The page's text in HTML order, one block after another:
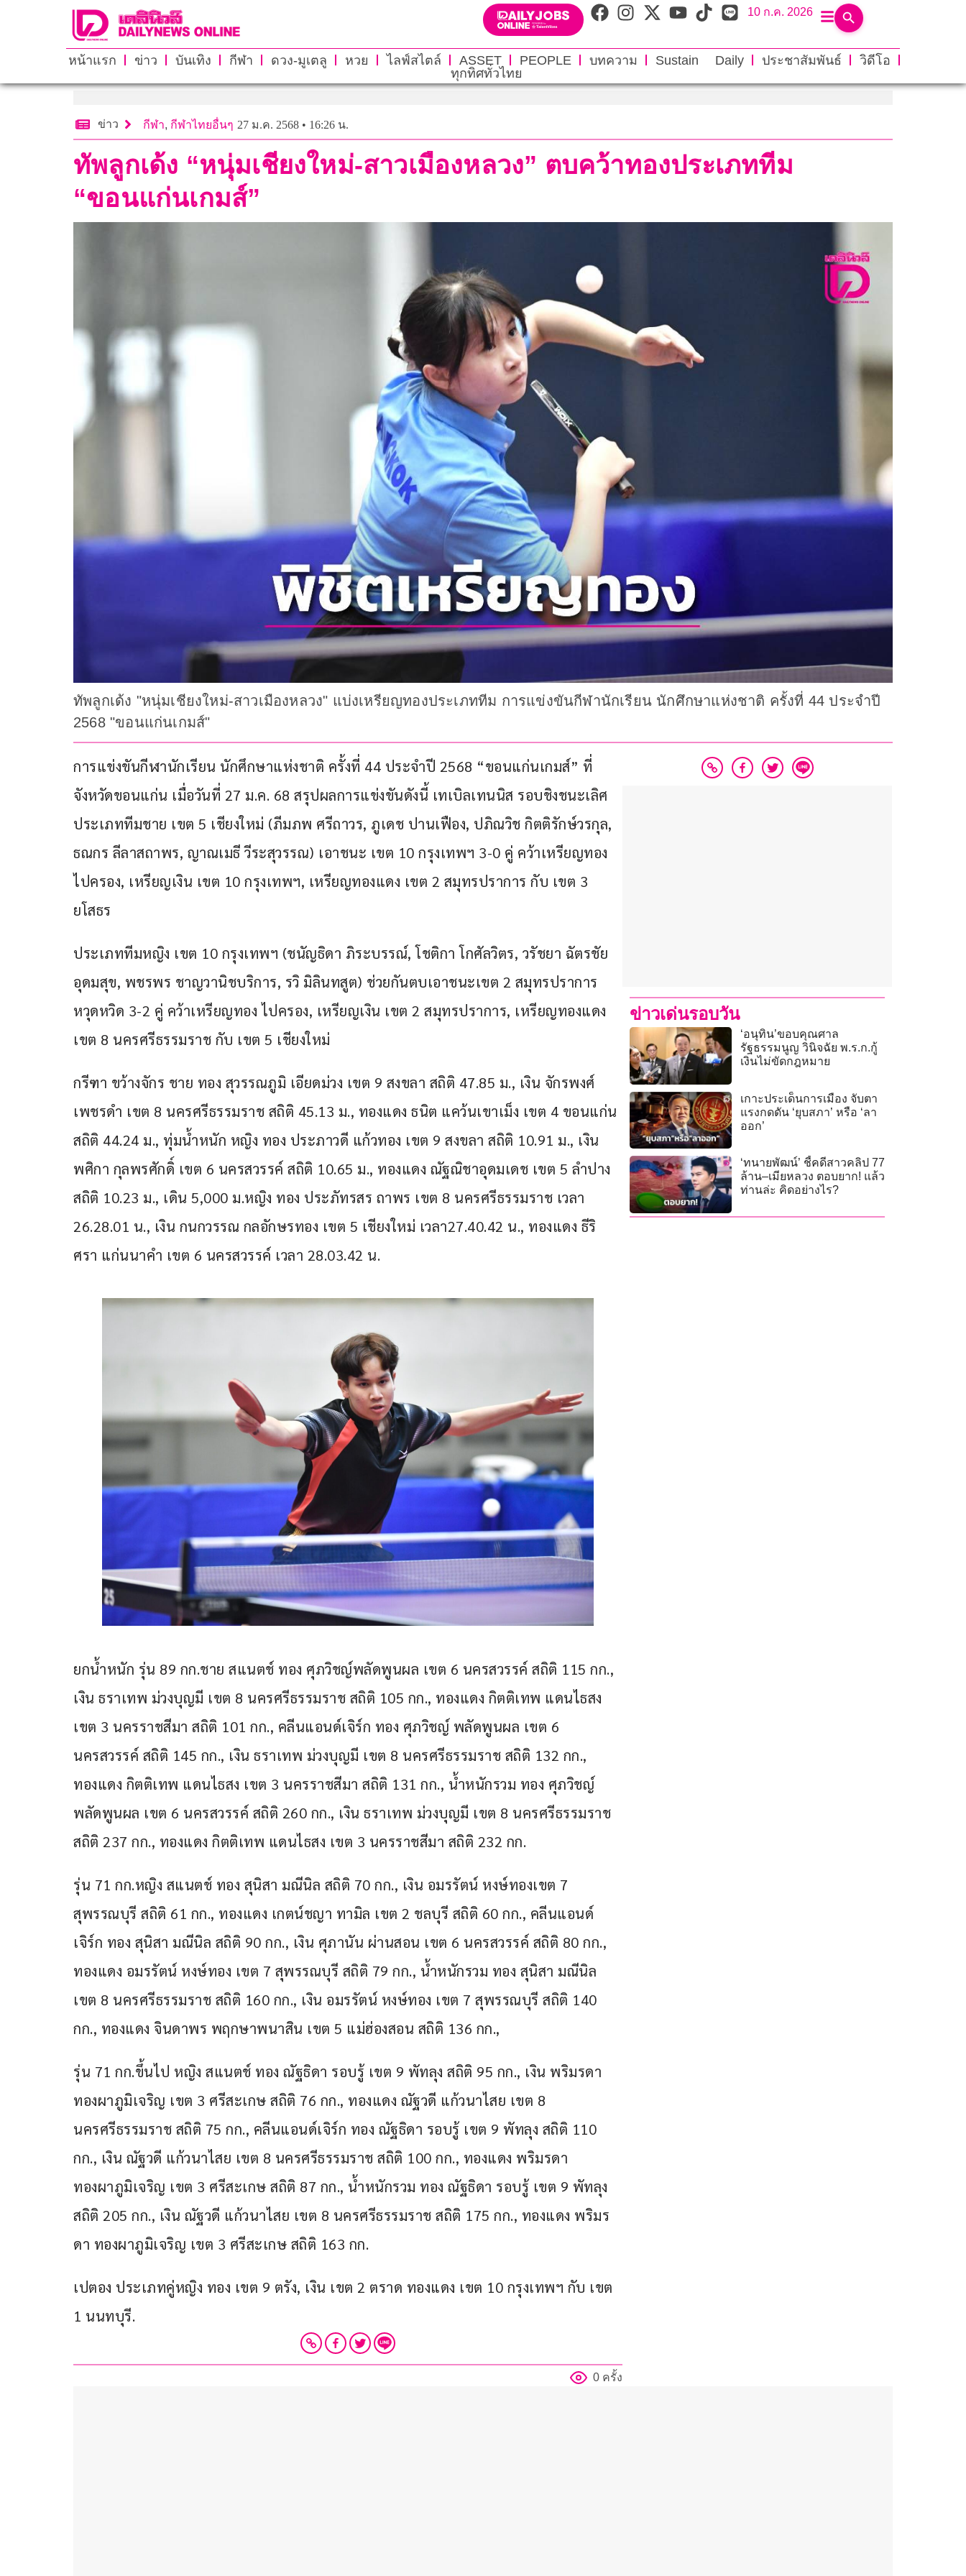
10 ก.ค. 2026
หน้าแรก ข่าว บันเทิง กีฬา ดวง-มูเตลู หวย ไลฟ์สไตล์ ASSET PEOPLE บทความ Sustain Daily ประชาสัมพันธ์
วิดีโอ
ทุกทิศทั่วไทย
ข่าว กีฬา, กีฬาไทยอื่นๆ 27 ม.ค. 2568 • 16:26 น.
ทัพลูกเด้ง “หนุ่มเชียงใหม่-สาวเมืองหลวง” ตบคว้าทองประเภททีม
“ขอนแก่นเกมส์”
ทัพลูกเด้ง "หนุ่มเชียงใหม่-สาวเมืองหลวง" แบ่งเหรียญทองประเภททีม การแข่งขันกีฬานักเรียน นักศึกษาแห่งชาติ ครั้งที่ 44 ประจำปี
2568 "ขอนแก่นเกมส์"
การแข่งขันกีฬานักเรียน นักศึกษาแห่งชาติ ครั้งที่ 44 ประจำปี 2568 “ขอนแก่นเกมส์” ที่
จังหวัดขอนแก่น เมื่อวันที่ 27 ม.ค. 68 สรุปผลการแข่งขันดังนี้ เทเบิลเทนนิส รอบชิงชนะเลิศ
ประเภททีมชาย เขต 5 เชียงใหม่ (ภีมภพ ศรีถาวร, ภูเดช ปานเฟือง, ปภิณวิช กิตติรักษ์วรกุล,
ธณกร ลีลาสถาพร, ญาณเมธี วีระสุวรรณ) เอาชนะ เขต 10 กรุงเทพฯ 3-0 คู่ คว้าเหรียญทอง
ไปครอง, เหรียญเงิน เขต 10 กรุงเทพฯ, เหรียญทองแดง เขต 2 สมุทรปราการ กับ เขต 3
ยโสธร
ประเภททีมหญิง เขต 10 กรุงเทพฯ (ชนัญธิดา ภิระบรรณ์, โชติกา โกศัลวิตร, วรัชยา ฉัตรชัย
อุดมสุข, พชรพร ชาญวานิชบริการ, รวิ มิลินทสูต) ช่วยกันตบเอาชนะเขต 2 สมุทรปราการ
หวุดหวิด 3-2 คู่ คว้าเหรียญทอง ไปครอง, เหรียญเงิน เขต 2 สมุทรปราการ, เหรียญทองแดง
เขต 8 นครศรีธรรมราช กับ เขต 5 เชียงใหม่
กรีฑา ขว้างจักร ชาย ทอง สุวรรณภูมิ เอียดม่วง เขต 9 สงขลา สถิติ 47.85 ม., เงิน จักรพงศ์
เพชรดำ เขต 8 นครศรีธรรมราช สถิติ 45.13 ม., ทองแดง ธนิต แคว้นเขาเม็ง เขต 4 ขอนแก่น
สถิติ 44.24 ม., ทุ่มน้ำหนัก หญิง ทอง ประภาวดี แก้วทอง เขต 9 สงขลา สถิติ 10.91 ม., เงิน
พศิกา กุลพรศักดิ์ เขต 6 นครสวรรค์ สถิติ 10.65 ม., ทองแดง ณัฐณิชาอุดมเดช เขต 5 ลำปาง
สถิติ 10.23 ม., เดิน 5,000 ม.หญิง ทอง ประภัทรสร ถาพร เขต 8 นครศรีธรรมราช เวลา
26.28.01 น., เงิน กนกวรรณ กลอักษรทอง เขต 5 เชียงใหม่ เวลา27.40.42 น., ทองแดง ธีริ
ศรา แก่นนาคำ เขต 6 นครสวรรค์ เวลา 28.03.42 น.
ยกน้ำหนัก รุ่น 89 กก.ชาย สแนตช์ ทอง ศุภวิชญ์พลัดพูนผล เขต 6 นครสวรรค์ สถิติ 115 กก.,
เงิน ธราเทพ ม่วงบุญมี เขต 8 นครศรีธรรมราช สถิติ 105 กก., ทองแดง กิตติเทพ แดนไธสง
เขต 3 นครราชสีมา สถิติ 101 กก., คลีนแอนด์เจิร์ก ทอง ศุภวิชญ์ พลัดพูนผล เขต 6
นครสวรรค์ สถิติ 145 กก., เงิน ธราเทพ ม่วงบุญมี เขต 8 นครศรีธรรมราช สถิติ 132 กก.,
ทองแดง กิตติเทพ แดนไธสง เขต 3 นครราชสีมา สถิติ 131 กก., น้ำหนักรวม ทอง ศุภวิชญ์
พลัดพูนผล เขต 6 นครสวรรค์ สถิติ 260 กก., เงิน ธราเทพ ม่วงบุญมี เขต 8 นครศรีธรรมราช
สถิติ 237 กก., ทองแดง กิตติเทพ แดนไธสง เขต 3 นครราชสีมา สถิติ 232 กก.
รุ่น 71 กก.หญิง สแนตช์ ทอง สุนิสา มณีนิล สถิติ 70 กก., เงิน อมรรัตน์ หงษ์ทองเขต 7
สุพรรณบุรี สถิติ 61 กก., ทองแดง เกตน์ชญา ทามิล เขต 2 ชลบุรี สถิติ 60 กก., คลีนแอนด์
เจิร์ก ทอง สุนิสา มณีนิล สถิติ 90 กก., เงิน ศุภานัน ผ่านสอน เขต 6 นครสวรรค์ สถิติ 80 กก.,
ทองแดง อมรรัตน์ หงษ์ทอง เขต 7 สุพรรณบุรี สถิติ 79 กก., น้ำหนักรวม ทอง สุนิสา มณีนิล
เขต 8 นครศรีธรรมราช สถิติ 160 กก., เงิน อมรรัตน์ หงษ์ทอง เขต 7 สุพรรณบุรี สถิติ 140
กก., ทองแดง จินดาพร พฤกษาพนาสิน เขต 5 แม่ฮ่องสอน สถิติ 136 กก.,
รุ่น 71 กก.ขึ้นไป หญิง สแนตช์ ทอง ณัฐธิดา รอบรู้ เขต 9 พัทลุง สถิติ 95 กก., เงิน พริมรดา
ทองผาภูมิเจริญ เขต 3 ศรีสะเกษ สถิติ 76 กก., ทองแดง ณัฐวดี แก้วนาไสย เขต 8
นครศรีธรรมราช สถิติ 75 กก., คลีนแอนด์เจิร์ก ทอง ณัฐธิดา รอบรู้ เขต 9 พัทลุง สถิติ 110
กก., เงิน ณัฐวดี แก้วนาไสย เขต 8 นครศรีธรรมราช สถิติ 100 กก., ทองแดง พริมรดา
ทองผาภูมิเจริญ เขต 3 ศรีสะเกษ สถิติ 87 กก., น้ำหนักรวม ทอง ณัฐธิดา รอบรู้ เขต 9 พัทลุง
สถิติ 205 กก., เงิน ณัฐวดี แก้วนาไสย เขต 8 นครศรีธรรมราช สถิติ 175 กก., ทองแดง พริมร
ดา ทองผาภูมิเจริญ เขต 3 ศรีสะเกษ สถิติ 163 กก.
เปตอง ประเภทคู่หญิง ทอง เขต 9 ตรัง, เงิน เขต 2 ตราด ทองแดง เขต 10 กรุงเทพฯ กับ เขต
1 นนทบุรี.
0 ครั้ง
ข่าวเด่นรอบวัน
‘อนุทิน’ขอบคุณศาล
รัฐธรรมนูญ วินิจฉัย พ.ร.ก.กู้
เงินไม่ขัดกฎหมาย
เกาะประเด็นการเมือง จับตา
แรงกดดัน ‘ยุบสภา’ หรือ ‘ลา
ออก’
‘ทนายพัฒน์’ ชี้คดีสาวคลิป 77
ล้าน–เมียหลวง ตอบยาก! แล้ว
ท่านล่ะ คิดอย่างไร?